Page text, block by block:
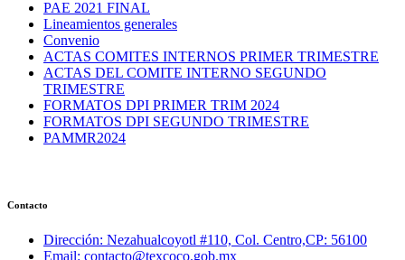
PAE 2021 FINAL
Lineamientos generales
Convenio
ACTAS COMITES INTERNOS PRIMER TRIMESTRE
ACTAS DEL COMITE INTERNO SEGUNDO
TRIMESTRE
FORMATOS DPI PRIMER TRIM 2024
FORMATOS DPI SEGUNDO TRIMESTRE
PAMMR2024
Contacto
Dirección: Nezahualcoyotl #110, Col. Centro,CP: 56100
Email: contacto@texcoco.gob.mx